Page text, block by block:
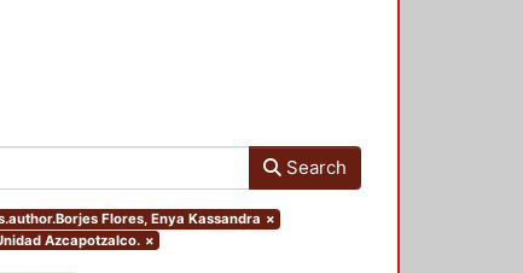
Search
Flores, Enya Kassandra ×
Azcapotzalco. ×